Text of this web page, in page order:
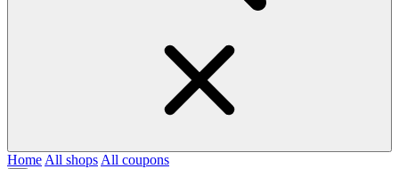
Home All shops All coupons